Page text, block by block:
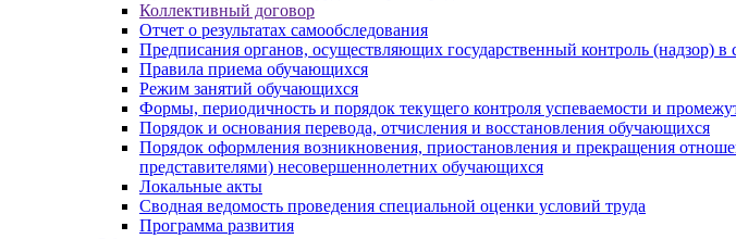
Коллективный договор
Отчет о результатах самообследования
Предписания органов, осуществляющих государственный контроль (надзор) в
Правила приема обучающихся
Режим занятий обучающихся
Формы, периодичность и порядок текущего контроля успеваемости и
Порядок и основания перевода, отчисления и восстановления обучающихся
Порядок оформления возникновения, приостановления и прекращения
представителями) несовершеннолетних обучающихся
Локальные акты
Сводная ведомость проведения специальной оценки условий труда
Программа развития